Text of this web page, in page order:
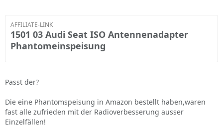
AFFILIATE-LINK
1501 03 Audi Seat ISO Antennenadapter
Phantomeinspeisung
Passt der?
Die eine Phantomspeisung in Amazon bestellt haben,waren
fast alle zufrieden mit der Radioverbesserung ausser
Einzelfällen!